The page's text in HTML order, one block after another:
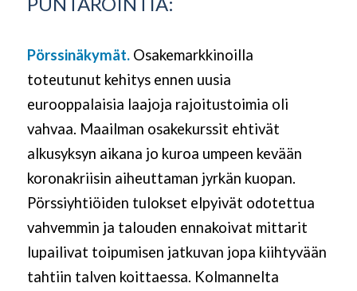
Pörssinäkymät. Osakemarkkinoilla
toteutunut kehitys ennen uusia
eurooppalaisia laajoja rajoitustoimia oli
vahvaa. Maailman osakekurssit ehtivät
alkusyksyn aikana jo kuroa umpeen kevään
koronakriisin aiheuttaman jyrkän kuopan.
Pörssiyhtiöiden tulokset elpyivät odotettua
vahvemmin ja talouden ennakoivat mittarit
lupailivat toipumisen jatkuvan jopa kiihtyvään
tahtiin talven koittaessa. Kolmannelta